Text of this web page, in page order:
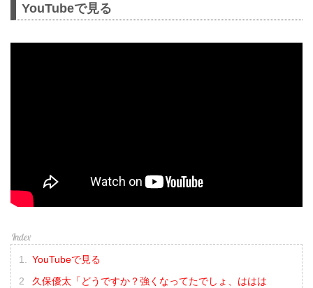
YouTubeで見る
YouTubeで見る
久保優太「どうですか？強くなってたでしょ、ははは